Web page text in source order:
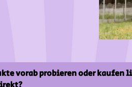
vorab probieren oder kaufen